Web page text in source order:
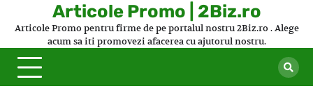
Articole Promo | 2Biz.ro
Articole Promo pentru firme de pe portalul nostru 2Biz.ro . Alege
acum sa iti promovezi afacerea cu ajutorul nostru.